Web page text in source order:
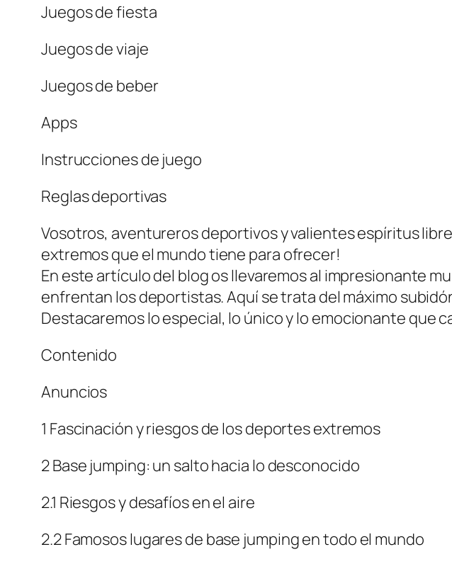
Juegos de fiesta
Juegos de viaje
Juegos de beber
Apps
Instrucciones de juego
Reglas deportivas
Vosotros, aventureros deportivos y valientes espíritus
extremos que el mundo tiene para ofrecer!
En este artículo del blog os llevaremos al impresionante
enfrentan los deportistas. Aquí se trata del máximo
Destacaremos lo especial, lo único y lo emocionante que
Contenido
Anuncios
1 Fascinación y riesgos de los deportes extremos
2 Base jumping: un salto hacia lo desconocido
2.1 Riesgos y desafíos en el aire
2.2 Famosos lugares de base jumping en todo el mundo